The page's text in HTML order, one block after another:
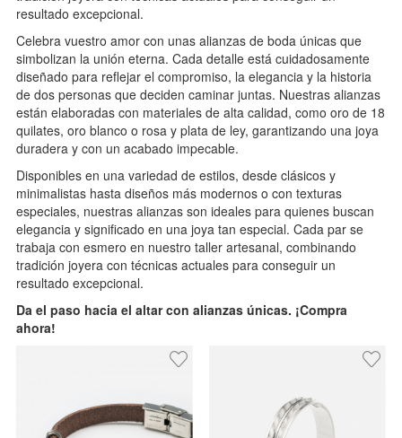
resultado excepcional.
Celebra vuestro amor con unas alianzas de boda únicas que
simbolizan la unión eterna. Cada detalle está cuidadosamente
diseñado para reflejar el compromiso, la elegancia y la historia
de dos personas que deciden caminar juntas. Nuestras alianzas
están elaboradas con materiales de alta calidad, como oro de 18
quilates, oro blanco o rosa y plata de ley, garantizando una joya
duradera y con un acabado impecable.
Disponibles en una variedad de estilos, desde clásicos y
minimalistas hasta diseños más modernos o con texturas
especiales, nuestras alianzas son ideales para quienes buscan
elegancia y significado en una joya tan especial. Cada par se
trabaja con esmero en nuestro taller artesanal, combinando
tradición joyera con técnicas actuales para conseguir un
resultado excepcional.
Da el paso hacia el altar con alianzas únicas. ¡Compra
ahora!